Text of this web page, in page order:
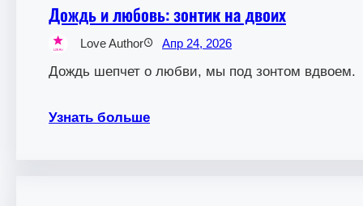
Дождь и любовь: зонтик на двоих
Love Author Апр 24, 2026
Дождь шепчет о любви, мы под зонтом вдвоем.
Узнать больше